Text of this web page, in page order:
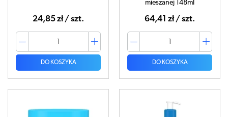
24,85 zł / szt.
DO KOSZYKA
mieszanej 148ml
64,41 zł / szt.
DO KOSZYKA